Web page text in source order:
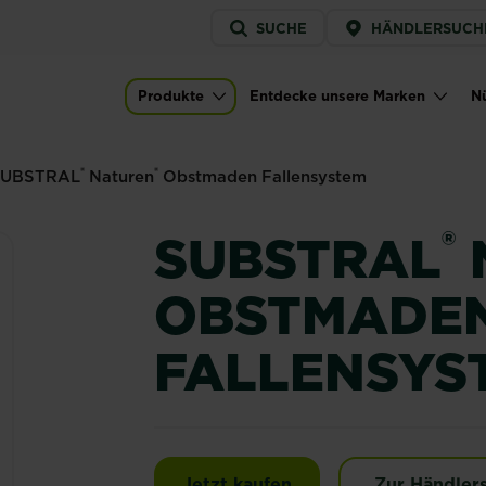
Service
menu
SUCHE
Main navigation
Produkte Entdecke unsere Marken
® Naturen® Obstmaden Fallensystem
SUBSTRAL®
Fallensystem